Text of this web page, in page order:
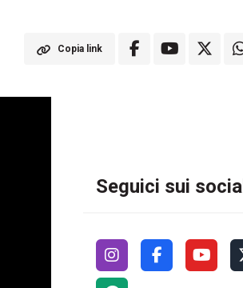
Copia link
Seguici sui social